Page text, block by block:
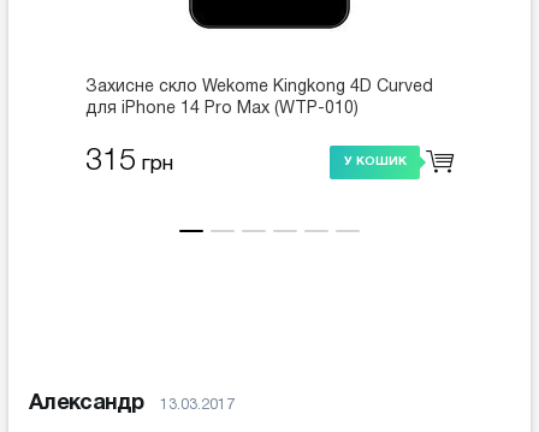
Захисне скло Wekome Kingkong 4D Curved
для iPhone 14 Pro Max (WTP-010)
315 грн У КОШИК
Александр 13.03.2017